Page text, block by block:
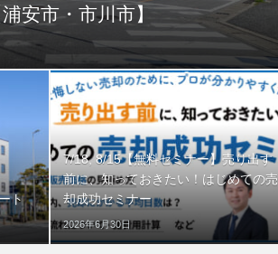
安市・市川市】
ト
7/18, 8/15【無料セミナー】売り出す
前に、知っておきたい！はじめての売
却成功セミナー
2026年6月30日